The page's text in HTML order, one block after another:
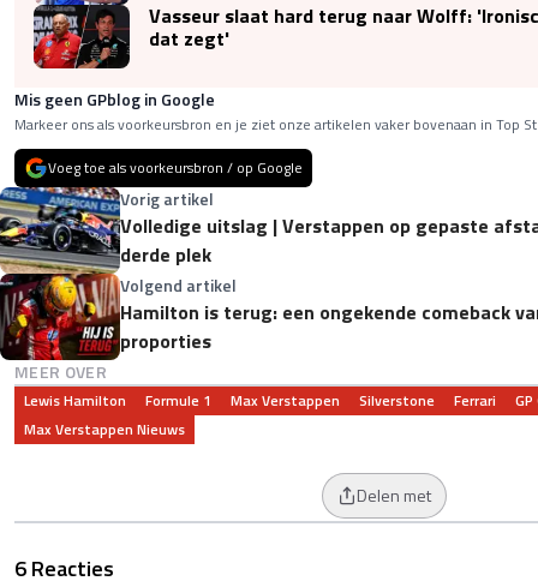
Vasseur slaat hard terug naar Wolff:
dat zegt'
Mis geen GPblog in Google
Markeer ons als voorkeursbron en je ziet onze artikelen vaker bovenaan in Top
Voeg toe als voorkeursbron / op Google
Vorig artikel
Volledige uitslag | Verstappen op gepaste
derde plek
Volgend artikel
Hamilton is terug: een ongekende comeback
proporties
MEER OVER
Lewis Hamilton Formule 1 Max Verstappen Silverstone Ferrari
Max Verstappen Nieuws
Delen met
6 Reacties